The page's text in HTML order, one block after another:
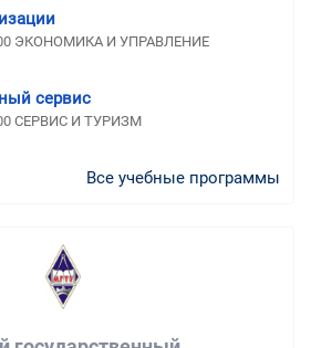
ЭКОНОМИКА И УПРАВЛЕНИЕ
сервис
СЕРВИС И ТУРИЗМ
Все учебные программы